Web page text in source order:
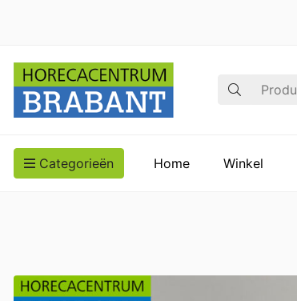
Zoek op
Categorieën Home Winkel